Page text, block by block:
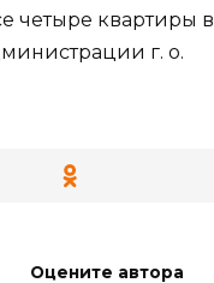
четыре квартиры в
г. о.
Оцените автора